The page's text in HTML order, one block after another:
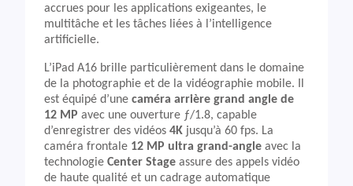
accrues pour les applications exigeantes, le
multitâche et les tâches liées à l’intelligence
artificielle.
L’iPad A16 brille particulièrement dans le domaine
de la photographie et de la vidéographie mobile. Il
est équipé d’une caméra arrière grand angle de
12 MP avec une ouverture ƒ/1.8, capable
d’enregistrer des vidéos 4K jusqu’à 60 fps. La
caméra frontale 12 MP ultra grand-angle avec la
technologie Center Stage assure des appels vidéo
de haute qualité et un cadrage automatique